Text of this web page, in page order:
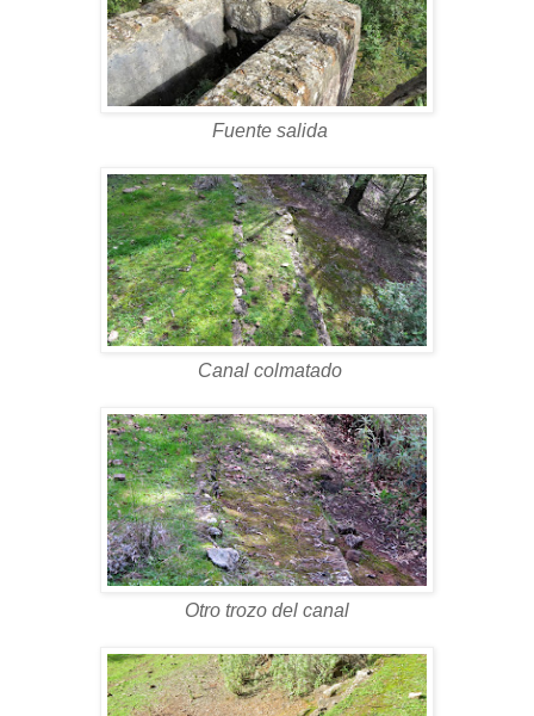
Fuente salida
Canal colmatado
Otro trozo del canal